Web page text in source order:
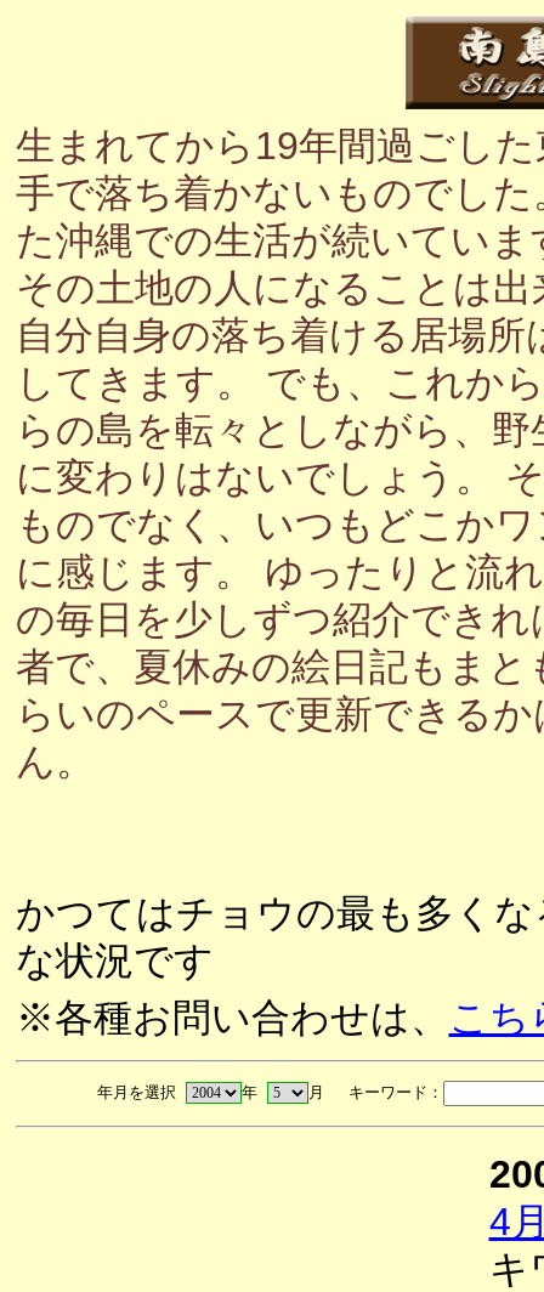
生まれてから19年間過ごし
手で落ち着かないものでし
た沖縄での生活が続いてい
その土地の人になることは
自分自身の落ち着ける居場
してきます。 でも、これか
らの島を転々としながら、
に変わりはないでしょう。
ものでなく、いつもどこか
に感じます。 ゆったりと流
の毎日を少しずつ紹介でき
者で、夏休みの絵日記もま
らいのペースで更新できる
ん。
かつてはチョウの最も多く
な状況です
※各種お問い合わせは、 こち
年月を選択 年 月 キーワード：
4
キ